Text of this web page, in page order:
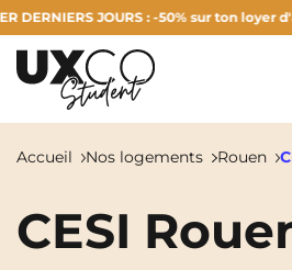
JOURS : -50% sur ton loyer
Nos logements
Accueil Nos logements Rouen
CESI